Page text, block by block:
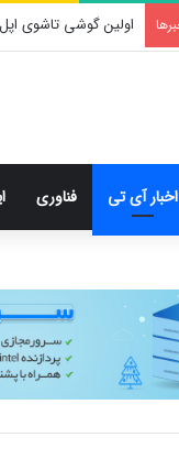
اولین گوشی تاشوی
اخبار آی تی فناوری